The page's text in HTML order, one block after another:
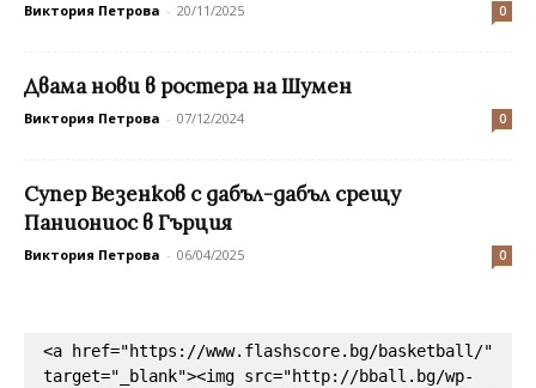
Виктория Петрова - 20/11/2025 0
Двама нови в ростера на Шумен
Виктория Петрова - 07/12/2024 0
Супер Везенков с дабъл-дабъл срещу
Паниониос в Гърция
Виктория Петрова - 06/04/2025 0
<a href="https://www.flashscore.bg/basketball/"
target="_blank"><img src="http://bball.bg/wp-